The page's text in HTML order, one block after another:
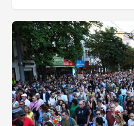
твърдения на